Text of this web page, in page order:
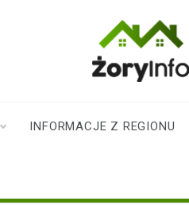
mieszkańców
Żor
INFORMACJE Z REGIONU